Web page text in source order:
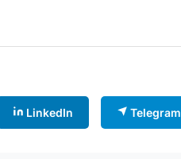
LinkedIn Telegram